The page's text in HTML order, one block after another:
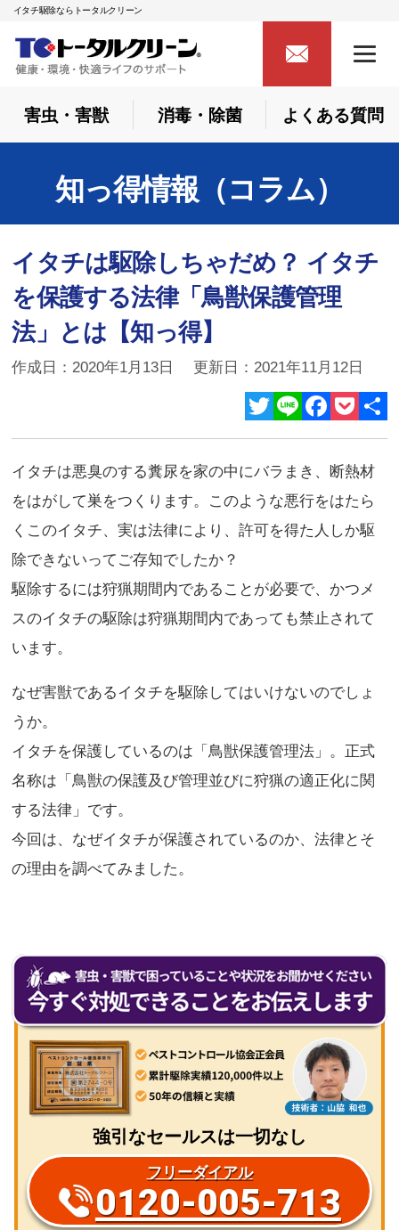
イタチ駆除ならトータルクリーン
害虫・害獣 消毒・除菌 よくある質問
知っ得情報（コラム）
イタチは駆除しちゃだめ？ イタチ
を保護する法律「鳥獣保護管理
法」とは【知っ得】
作成日：2020年1月13日 更新日：2021年11月12日
有
イタチは悪臭のする糞尿を家の中にバラまき、断熱材
をはがして巣をつくります。このような悪行をはたら
くこのイタチ、実は法律により、許可を得た人しか駆
除できないってご存知でしたか？
駆除するには狩猟期間内であることが必要で、かつメ
スのイタチの駆除は狩猟期間内であっても禁止されて
います。
なぜ害獣であるイタチを駆除してはいけないのでしょ
うか。
イタチを保護しているのは「鳥獣保護管理法」。正式
名称は「鳥獣の保護及び管理並びに狩猟の適正化に関
する法律」です。
今回は、なぜイタチが保護されているのか、法律とそ
の理由を調べてみました。
強引なセールスは一切なし
フリーダイアル
0120-005-713